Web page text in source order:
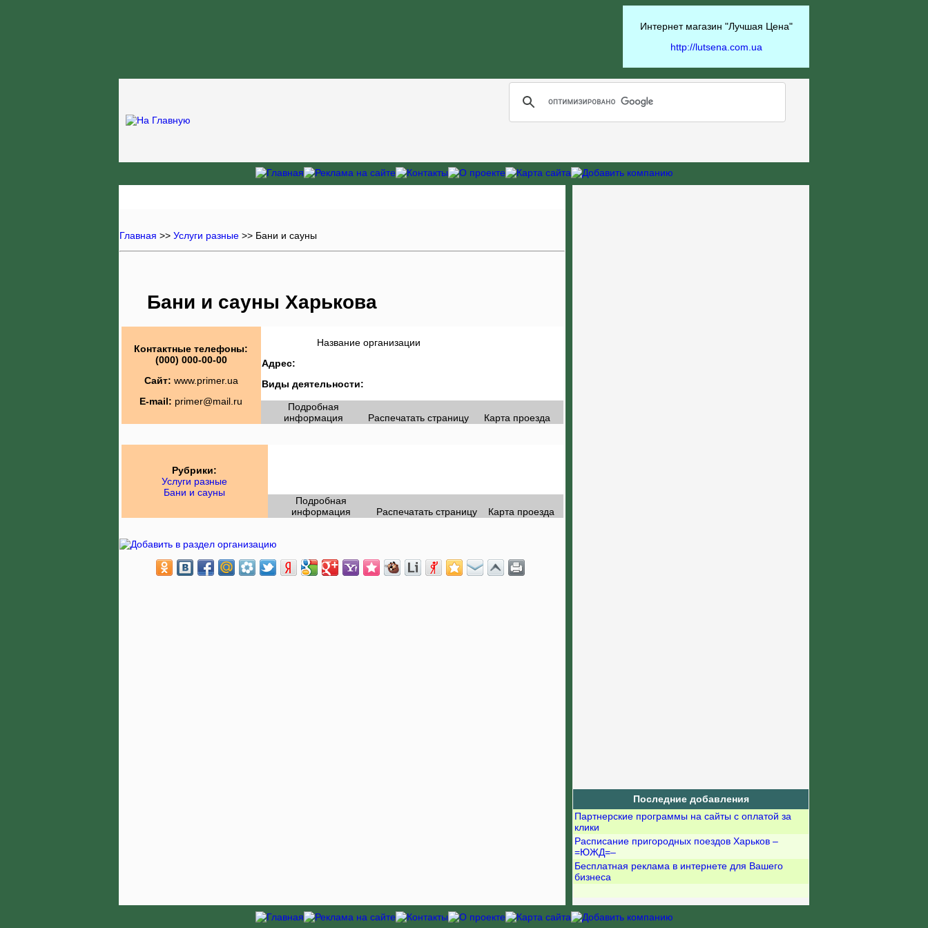
Интернет магазин "Лучшая Цена"
http://lutsena.com.ua
Главная >> Услуги разные >> Бани и сауны
Бани и сауны Харькова
Контактные телефоны:
(000) 000-00-00
Сайт: www.primer.ua
E-mail: primer@mail.ru
Название организации
Адрес:
Виды деятельности:
Подробная
информация
Распечатать страницу Карта проезда
Рубрики:
Услуги разные
Бани и сауны
Подробная
информация
Распечатать страницу Карта проезда
Последние добавления
Партнерские программы на сайты с оплатой за
клики
Расписание пригородных поездов Харьков –
=ЮЖД=–
Бесплатная реклама в интернете для Вашего
бизнеса